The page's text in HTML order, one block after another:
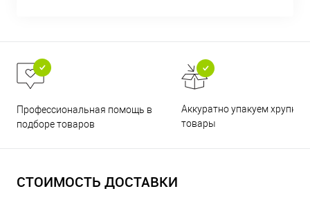
Профессиональная помощь в
подборе товаров
Аккуратно упакуем хрупкие
товары
СТОИМОСТЬ ДОСТАВКИ